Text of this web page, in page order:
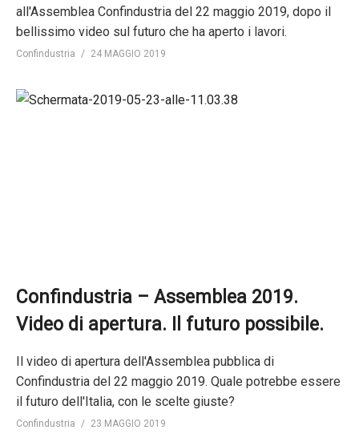
all'Assemblea Confindustria del 22 maggio 2019, dopo il
bellissimo video sul futuro che ha aperto i lavori.
Confindustria 24 MAGGIO 2019
Confindustria – Assemblea 2019.
Video di apertura. Il futuro possibile.
Il video di apertura dell'Assemblea pubblica di
Confindustria del 22 maggio 2019. Quale potrebbe essere
il futuro dell'Italia, con le scelte giuste?
Confindustria 23 MAGGIO 2019